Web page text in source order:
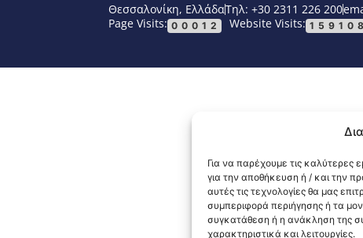
Για να παρέχουμε τις καλύτερες
για την αποθήκευση ή / και την
αυτές τις τεχνολογίες θα μας
συμπεριφορά περιήγησης ή τα
συγκατάθεση ή η ανάκληση της
χαρακτηριστικά και λειτουργίες.
Θεσσαλονίκη, ΕλλάδαΤηλ: +30 2311 226 200
Page Visits: 00012 Website Visits: